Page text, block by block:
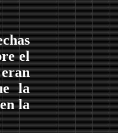
el
la
la